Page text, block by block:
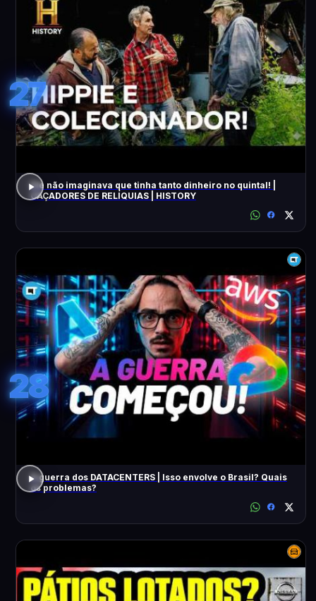
27
Ele não imaginava que tinha tanto dinheiro no quintal! |
CAÇADORES DE RELÍQUIAS | HISTORY
28
A guerra dos DATACENTERS | Isso envolve o Brasil? Quais
os problemas?